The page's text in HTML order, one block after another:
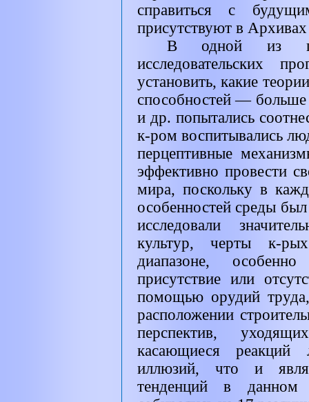
справиться с
присутствуют в
В одной из
исследовательских
установить, какие
способностей — больше
и др. попытались
к-ром воспитывались
перцептивные
эффективно провести
мира, поскольку в
особенностей среды
исследовали
культур, черты к-
диапазоне,
присутствие или
помощью орудий
расположении
перспектив,
касающиеся
иллюзий, что и
тенденций в данном